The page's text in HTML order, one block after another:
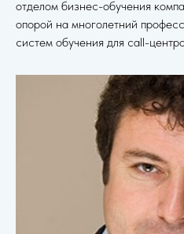
отделом бизнес-обучения
опорой на многолетний
систем обучения для call-